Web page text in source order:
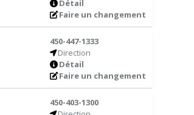
Détail
Faire un changement
450-447-1333
Direction
Détail
Faire un changement
450-403-1300